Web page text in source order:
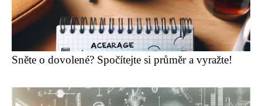
Sněte o dovolené? Spočítejte si průměr a vyražte!